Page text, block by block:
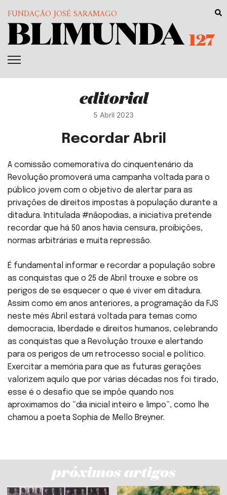
FUNDAÇÃO JOSÉ SARAMAGO
127
editorial
5 Abril 2023
Recordar Abril
A comissão comemorativa do cinquentenário da
Revolução promoverá uma campanha voltada para o
público jovem com o objetivo de alertar para as
privações de direitos impostas à população durante a
ditadura. Intitulada #nãopodias, a iniciativa pretende
recordar que há 50 anos havia censura, proibições,
normas arbitrárias e muita repressão.
É fundamental informar e recordar a população sobre
as conquistas que o 25 de Abril trouxe e sobre os
perigos de se esquecer o que é viver em ditadura.
Assim como em anos anteriores, a programação da FJS
neste mês Abril estará voltada para temas como
democracia, liberdade e direitos humanos, celebrando
as conquistas que a Revolução trouxe e alertando
para os perigos de um retrocesso social e político.
Exercitar a memória para que as futuras gerações
valorizem aquilo que por várias décadas nos foi tirado,
esse é o desafio que se impõe quando nos
aproximamos do “dia inicial inteiro e limpo”, como lhe
chamou a poeta Sophia de Mello Breyner.
próximos artigos